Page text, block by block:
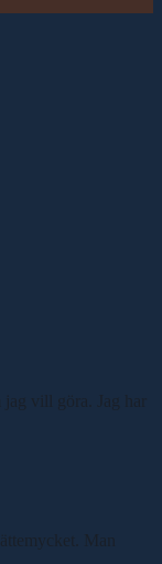
vill göra. Jag har
Man